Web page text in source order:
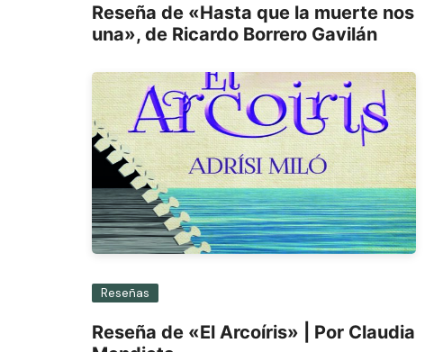
Reseña de «Hasta que la muerte nos
una», de Ricardo Borrero Gavilán
Reseñas
Reseña de «El Arcoíris» | Por Claudia